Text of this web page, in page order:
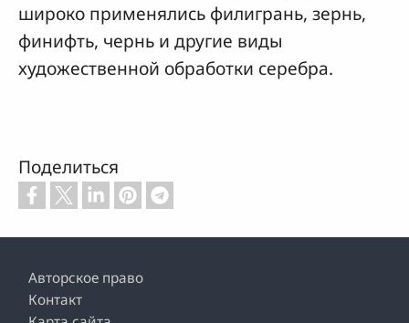
широко применялись филигрань, зернь,
финифть, чернь и другие виды
художественной обработки серебра.
Поделиться
Footer
Авторское право
Контакт